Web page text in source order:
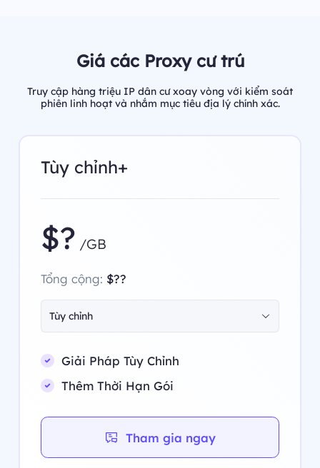
Giá các Proxy cư trú
Truy cập hàng triệu IP dân cư xoay vòng với kiểm soát
phiên linh hoạt và nhắm mục tiêu địa lý chính xác.
Tùy chỉnh+
$? /GB
Tổng cộng: $??
Tùy chỉnh
Giải Pháp Tùy Chỉnh
Thêm Thời Hạn Gói
Tham gia ngay